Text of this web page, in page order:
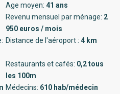
Age moyen: 41 ans
Revenu mensuel par ménage: 2
950 euros / mois
Distance de l'aéroport : 4 km
Restaurants et cafés: 0,2 tous
les 100m
Médecins: 610 hab/médecin